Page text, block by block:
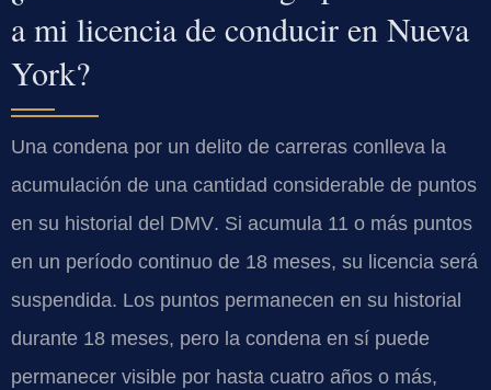
a mi licencia de conducir en Nueva
York?
Una condena por un delito de carreras conlleva la
acumulación de una cantidad considerable de puntos
en su historial del DMV. Si acumula 11 o más puntos
en un período continuo de 18 meses, su licencia será
suspendida. Los puntos permanecen en su historial
durante 18 meses, pero la condena en sí puede
permanecer visible por hasta cuatro años o más,